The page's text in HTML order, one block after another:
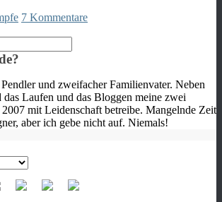
7 Kommentare
und zweifacher Familienvater. Neben
das Laufen und das Bloggen meine zwei
mit Leidenschaft betreibe. Mangelnde Zeit
aber ich gebe nicht auf. Niemals!